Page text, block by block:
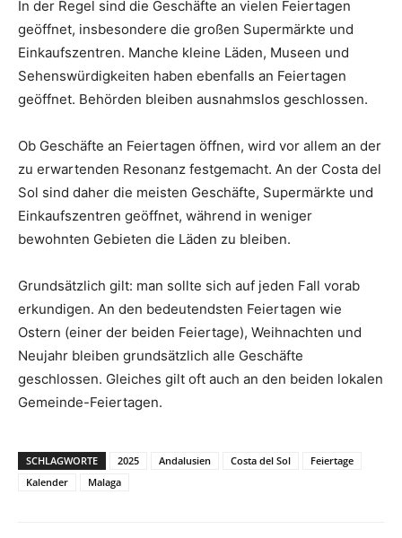
In der Regel sind die Geschäfte an vielen Feiertagen
geöffnet, insbesondere die großen Supermärkte und
Einkaufszentren. Manche kleine Läden, Museen und
Sehenswürdigkeiten haben ebenfalls an Feiertagen
geöffnet. Behörden bleiben ausnahmslos geschlossen.
Ob Geschäfte an Feiertagen öffnen, wird vor allem an der
zu erwartenden Resonanz festgemacht. An der Costa del
Sol sind daher die meisten Geschäfte, Supermärkte und
Einkaufszentren geöffnet, während in weniger
bewohnten Gebieten die Läden zu bleiben.
Grundsätzlich gilt: man sollte sich auf jeden Fall vorab
erkundigen. An den bedeutendsten Feiertagen wie
Ostern (einer der beiden Feiertage), Weihnachten und
Neujahr bleiben grundsätzlich alle Geschäfte
geschlossen. Gleiches gilt oft auch an den beiden lokalen
Gemeinde-Feiertagen.
SCHLAGWORTE 2025 Andalusien Costa del Sol
Feiertage
Kalender
Malaga